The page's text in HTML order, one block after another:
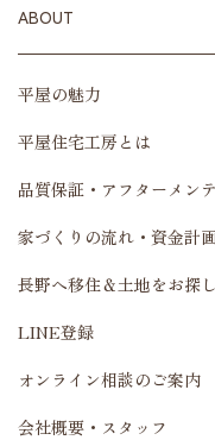
ABOUT
平屋の魅力
平屋住宅工房とは
品質保証・アフターメン
家づくりの流れ・資金計
長野へ移住＆土地をお探
LINE登録
オンライン相談のご案内
会社概要・スタッフ